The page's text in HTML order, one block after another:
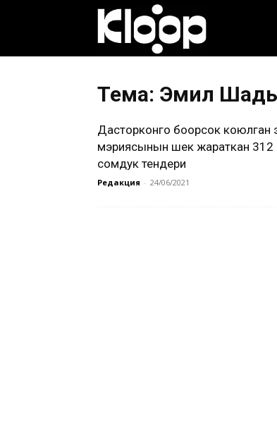
кыргызча
Тема: Эмил
Дасторконго боорсок коюлган
мэриясынын шек жараткан 312
сомдук тендери
Редакция - 24/06/2021